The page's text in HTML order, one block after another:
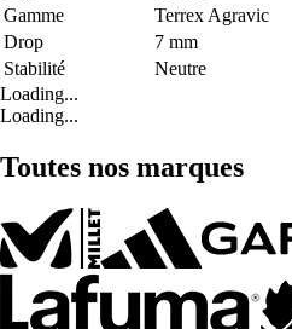
Gamme
Terrex Agravic
Drop
7 mm
Stabilité
Neutre
Loading...
Loading...
Toutes nos marques